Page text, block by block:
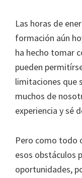
Las horas de
formación aún
ha hecho tomar
pueden
limitaciones que
muchos de
experiencia y sé
Pero como todo
esos obstáculos
oportunidades,